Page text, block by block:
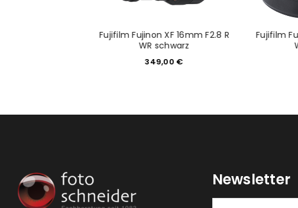
Fujifilm Fujinon XF 16mm F2.8 R
WR schwarz
349,00€
Fujifilm
Newsletter